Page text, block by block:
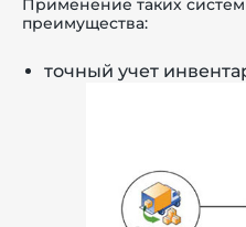
преимущества:
точный учет